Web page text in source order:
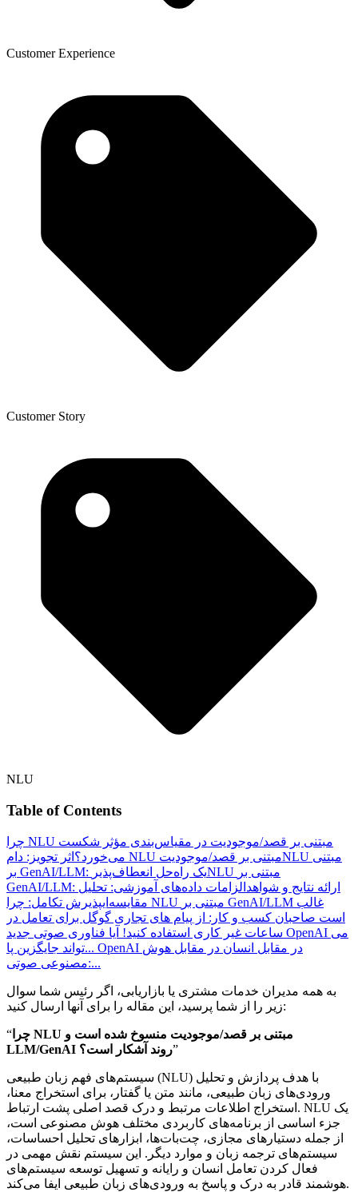
Customer Experience
Customer Story
NLU
Table of Contents
چرا NLU مبتنی بر قصد/موجودیت در مقیاس‌بندی مؤثر شکست
می‌خورد؟
اثر تجویز: دام NLU مبتنی بر قصد/موجودیتNLU مبتنی
بر GenAI/LLM: یک راه‌حل انعطاف‌پذیرNLU مبتنی بر
GenAI/LLM: ارائه نتایج و شواهد الزامات داده‌های آموزشی: تحلیل
مقایسه‌ایپذیرش تکامل: چرا NLU مبتنی بر GenAI/LLM غالب
است صاحبان کسب و کار: از پیام های تجاری گوگل برای تعامل در
ساعات غیر کاری استفاده کنید! آیا فناوری صوتی جدید OpenAI می
تواند جایگزین پا... OpenAI در مقابل انسان در مقابل هوش
مصنوعی صوتی:...
به همه مدیران خدمات مشتری یا بازاریابی، اگر رئیس شما سوال
زیر را از شما پرسید، این مقاله را برای آنها ارسال کنید:
“ چرا NLU مبتنی بر قصد/موجودیت منسوخ شده است و
LLM/GenAI روند آشکار است؟”
سیستم‌های فهم زبان طبیعی (NLU) با هدف پردازش و تحلیل
ورودی‌های زبان طبیعی، مانند متن یا گفتار، برای استخراج معنا،
استخراج اطلاعات مرتبط و درک قصد اصلی پشت ارتباط. NLU یک
جزء اساسی از برنامه‌های کاربردی مختلف هوش مصنوعی است،
از جمله دستیارهای مجازی، چت‌بات‌ها، ابزارهای تحلیل احساسات،
سیستم‌های ترجمه زبان و موارد دیگر. این سیستم نقش مهمی در
فعال کردن تعامل انسان و رایانه و تسهیل توسعه سیستم‌های
هوشمند قادر به درک و پاسخ به ورودی‌های زبان طبیعی ایفا می‌کند.